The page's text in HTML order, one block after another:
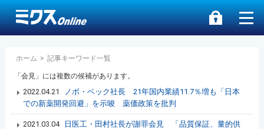
ホーム > 記事キーワード一覧
「会見」には複数の候補があります。
2022.04.21
ノボ・ベック社長 21年国内業績11.7％増も「日本
での新薬開発回避」を示唆 薬価政策を批判
2021.03.04
日医工・田村社長が謝罪会見 「品質保証、量的供